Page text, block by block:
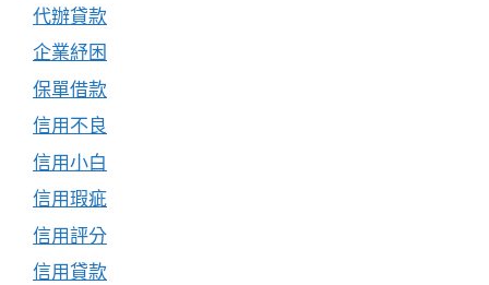
代辦貸款
企業紓困
保單借款
信用不良
信用小白
信用瑕疵
信用評分
信用貸款